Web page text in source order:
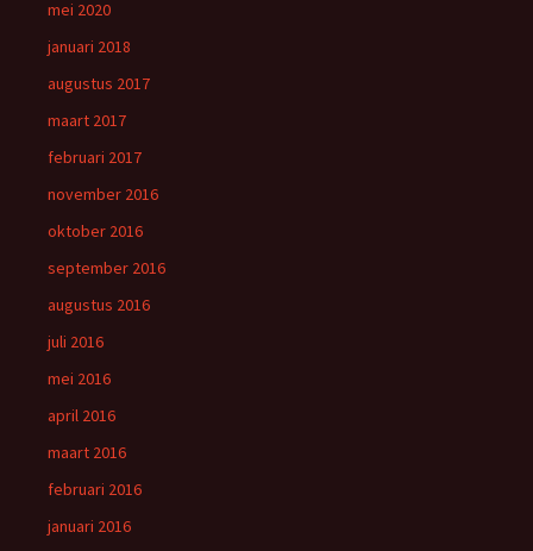
mei 2020
januari 2018
augustus 2017
maart 2017
februari 2017
november 2016
oktober 2016
september 2016
augustus 2016
juli 2016
mei 2016
april 2016
maart 2016
februari 2016
januari 2016